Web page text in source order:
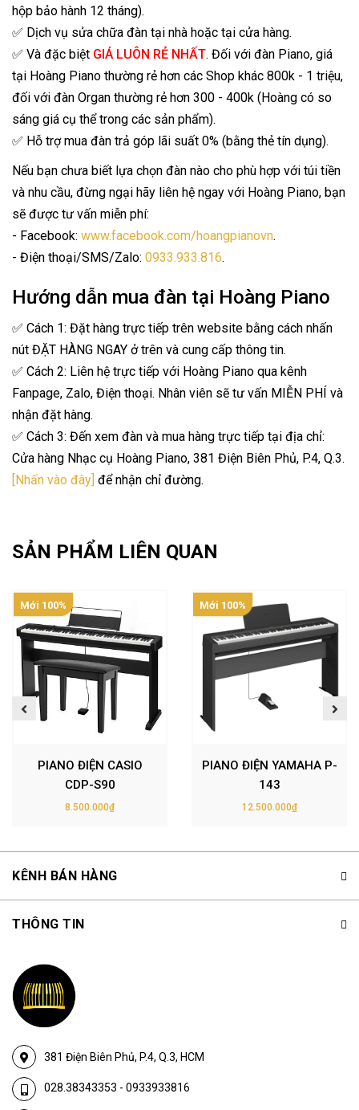
hộp bảo hành 12 tháng).
✅ Dịch vụ sửa chữa đàn tại nhà hoặc tại cửa hàng.
✅ Và đặc biệt GIÁ LUÔN RẺ NHẤT. Đối với đàn Piano, giá
tại Hoàng Piano thường rẻ hơn các Shop khác 800k - 1 triệu,
đối với đàn Organ thường rẻ hơn 300 - 400k (Hoàng có so
sáng giá cụ thể trong các sản phẩm).
✅ Hỗ trợ mua đàn trả góp lãi suất 0% (bằng thẻ tín dụng).
Nếu bạn chưa biết lựa chọn đàn nào cho phù hợp với túi tiền
và nhu cầu, đừng ngại hãy liên hệ ngay với Hoàng Piano, bạn
sẽ được tư vấn miễn phí:
- Facebook: www.facebook.com/hoangpianovn.
- Điện thoại/SMS/Zalo: 0933.933.816.
Hướng dẫn mua đàn tại Hoàng Piano
✅ Cách 1: Đặt hàng trực tiếp trên website bằng cách nhấn
nút ĐẶT HÀNG NGAY ở trên và cung cấp thông tin.
✅ Cách 2: Liên hệ trực tiếp với Hoàng Piano qua kênh
Fanpage, Zalo, Điện thoại. Nhân viên sẽ tư vấn MIỄN PHÍ và
nhận đặt hàng.
✅ Cách 3: Đến xem đàn và mua hàng trực tiếp tại địa chỉ:
Cửa hàng Nhạc cụ Hoàng Piano, 381 Điện Biên Phủ, P.4, Q.3.
[Nhấn vào đây] để nhận chỉ đường.
SẢN PHẨM LIÊN QUAN
Mới 100%
PIANO ĐIỆN CASIO
CDP-S90
8.500.000₫
Mới 100%
PIANO ĐIỆN YAMAHA P-
143
12.500.000₫
KÊNH BÁN HÀNG
381 Điện Biên Phủ, P.4, Q.3, HCM
028.38343353 - 0933933816
THÔNG TIN